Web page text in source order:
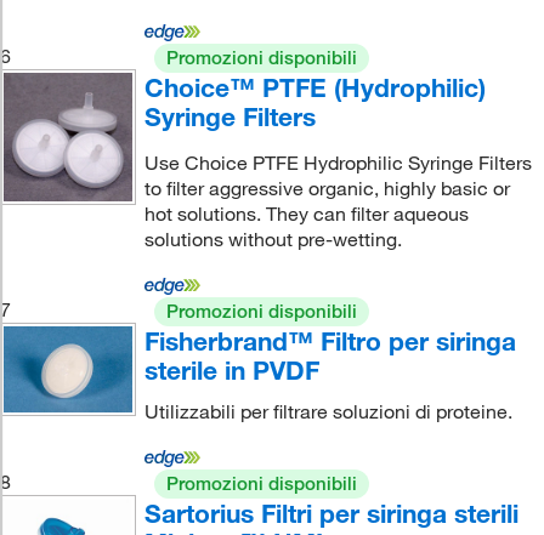
6 Promozioni disponibili
Choice™ PTFE (Hydrophilic)
Syringe Filters
Use Choice PTFE Hydrophilic Syringe Filters
to filter aggressive organic, highly basic or
hot solutions. They can filter aqueous
solutions without pre-wetting.
7 Promozioni disponibili
Fisherbrand™ Filtro per siringa
sterile in PVDF
Utilizzabili per filtrare soluzioni di proteine.
8 Promozioni disponibili
Sartorius Filtri per siringa sterili